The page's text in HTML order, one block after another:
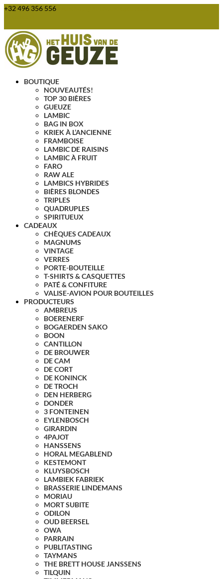
+32 496 356 556
BOUTIQUE
NOUVEAUTÉS!
TOP 30 BIÈRES
GUEUZE
LAMBIC
BAG IN BOX
KRIEK À L’ANCIENNE
FRAMBOISE
LAMBIC DE RAISINS
LAMBIC À FRUIT
FARO
RAW ALE
LAMBICS HYBRIDES
BIÈRES BLONDES
TRIPLES
QUADRUPLES
SPIRITUEUX
CADEAUX
CHÈQUES CADEAUX
MAGNUMS
VINTAGE
VERRES
PORTE-BOUTEILLE
T-SHIRTS & CASQUETTES
PATÉ & CONFITURE
VALISE-AVION POUR BOUTEILLES
PRODUCTEURS
AMBREUS
BOERENERF
BOGAERDEN SAKO
BOON
CANTILLON
DE BROUWER
DE CAM
DE CORT
DE KONINCK
DE TROCH
DEN HERBERG
DONDER
3 FONTEINEN
EYLENBOSCH
GIRARDIN
4PAJOT
HANSSENS
HORAL MEGABLEND
KESTEMONT
KLUYSBOSCH
LAMBIEK FABRIEK
BRASSERIE LINDEMANS
MORIAU
MORT SUBITE
ODILON
OUD BEERSEL
OWA
PARRAIN
PUBLITASTING
TAYMANS
THE BRETT HOUSE JANSSENS
TILQUIN